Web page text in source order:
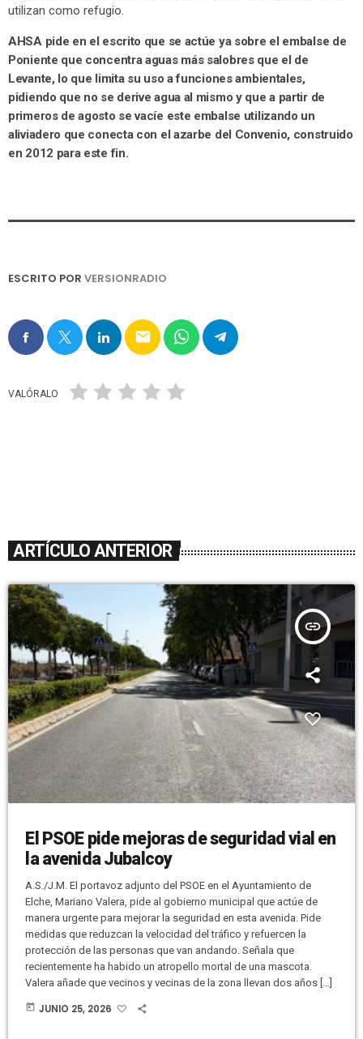
utilizan como refugio.
AHSA pide en el escrito que se actúe ya sobre el embalse de
Poniente que concentra aguas más salobres que el de
Levante, lo que limita su uso a funciones ambientales,
pidiendo que no se derive agua al mismo y que a partir de
primeros de agosto se vacíe este embalse utilizando un
aliviadero que conecta con el azarbe del Convenio, construido
en 2012 para este fin.
ESCRITO POR VERSIONRADIO
email
VALÓRALO
ARTÍCULO ANTERIOR
insert_link
El PSOE pide mejoras de seguridad vial en
la avenida Jubalcoy
A.S./J.M. El portavoz adjunto del PSOE en el Ayuntamiento de
Elche, Mariano Valera, pide al gobierno municipal que actúe de
manera urgente para mejorar la seguridad en esta avenida. Pide
medidas que reduzcan la velocidad del tráfico y refuercen la
protección de las personas que van andando. Señala que
recientemente ha habido un atropello mortal de una mascota.
Valera añade que vecinos y vecinas de la zona llevan dos años […]
today JUNIO 25, 2026